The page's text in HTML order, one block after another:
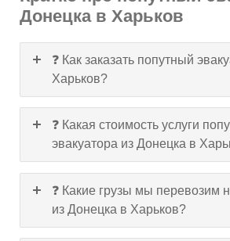
Донецка в Харьков
❓ Как заказать попутный
Харьков?
❓ Какая стоимость услуги
эвакуатора из Донецка в
❓ Какие грузы мы перевозим
из Донецка в Харьков?